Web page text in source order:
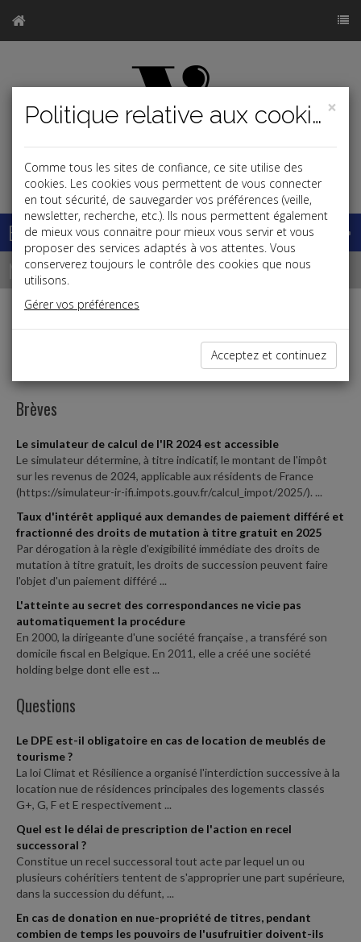
Base documentaire
Newsletter
Newsletter du 10/03/2025
Brèves
Le simulateur de calcul de l'IR 2024 est accessible
Le simulateur détermine, à titre indicatif, le montant de l'impôt
sur les revenus de 2024, applicable aux résidents de France
(https://simulateur-ir-ifi.impots.gouv.fr/calcul_impot/2025/). ...
Taux d'intérêt appliqué aux demandes de paiement différé et
fractionné des droits de mutation à titre gratuit en 2025
Par dérogation à la règle d'exigibilité immédiate des droits de
mutation à titre gratuit, les droits de succession peuvent faire
l'objet d'un paiement différé ...
L'atteinte au secret des correspondances ne vicie pas
automatiquement la procédure
En 2000, la dirigeante d'une société française , a transféré son
domicile fiscal en Belgique. En 2011, elle a créé une société
holding belge dont elle est ...
Questions
Le DPE est-il obligatoire en cas de location de meublés de
tourisme ?
La loi Climat et Résilience a organisé l'interdiction successive à la
location nue de résidences principales des logements classés
G+, G, F et E respectivement ...
Quel est le délai de prescription de l'action en recel
successoral ?
Constitue un recel successoral tout acte par lequel un ou
plusieurs cohéritiers tentent de s'approprier une part supérieure,
dans la succession du défunt, ...
En cas de donation en nue-propriété de titres, pendant
combien de temps les pouvoirs de l'usufruitier doivent-ils
×
Politique relative aux cookies
Comme tous les sites de confiance, ce site utilise des
cookies. Les cookies vous permettent de vous connecter
en tout sécurité, de sauvegarder vos préférences (veille,
newsletter, recherche, etc.). Ils nous permettent également
de mieux vous connaitre pour mieux vous servir et vous
proposer des services adaptés à vos attentes. Vous
conserverez toujours le contrôle des cookies que nous
utilisons.
Gérer vos préférences
Acceptez et continuez